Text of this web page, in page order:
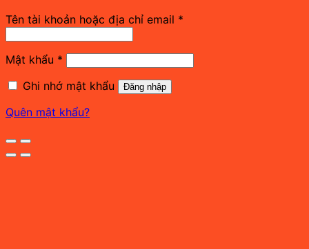
Tên tài khoản hoặc địa chỉ email *
Mật khẩu * Bắt
buộc
Ghi nhớ mật khẩu
Đăng nhập
Quên mật khẩu?